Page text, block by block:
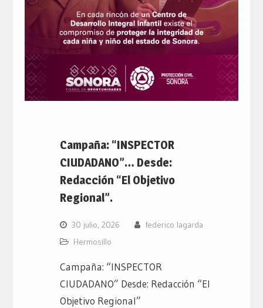
Campaña: “INSPECTOR
CIUDADANO”… Desde:
Redacción “El Objetivo
Regional”.
30 julio, 2026
federico lagarda
Hermosillo
Campaña: “INSPECTOR
CIUDADANO” Desde: Redacción “El
Objetivo Regional”